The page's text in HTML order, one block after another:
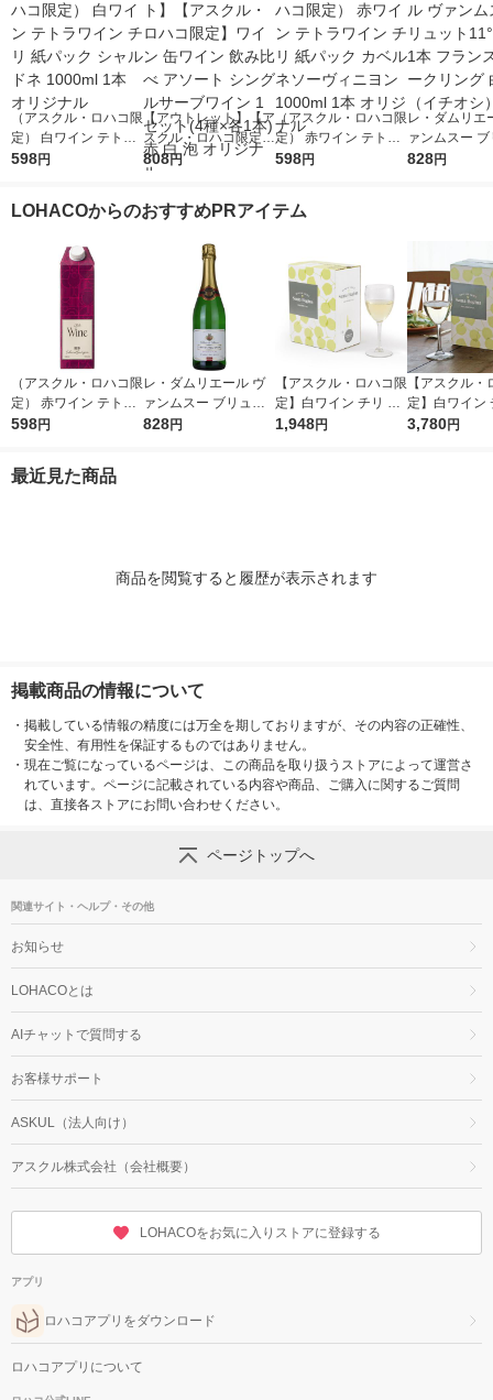
（アスクル・ロハコ限
定） 白ワイン テトラ
ワイン チリ 紙パック
598円
【アウトレット】【ア
スクル・ロハコ限定】
ワイン 缶ワイン 飲み
ト(4種×各1本) 赤 白
808円
（アスクル・ロハコ限
定） 赤ワイン テトラ
ワイン チリ 紙パック
ナル
598円
レ・ダムリエ
ァンムスー
ト11°750ml 1
828円
LOHACOからのおすすめPRアイテム
（アスクル・ロハコ限
定） 赤ワイン テトラ
ワイン チリ 紙パック
ナル
598円
レ・ダムリエール ヴ
ァンムスー ブリュッ
ト11°750ml 1本 フラ
828円
【アスクル・ロハコ限
定】白ワイン チリ サ
ンタ レジーナ BIB シ
1,948円
【アスクル・
定】白ワイン
ンタ レジーナ
3,780円
最近見た商品
商品を閲覧すると履歴が表示されます
掲載商品の情報について
・ 掲載している情報の精度には万全を期しておりますが、その内容の正確性、
安全性、有用性を保証するものではありません。
・ 現在ご覧になっているページは、この商品を取り扱うストアによって運営さ
れています。ページに記載されている内容や商品、ご購入に関するご質問
は、直接各ストアにお問い合わせください。
ページトップへ
関連サイト・ヘルプ・その他
お知らせ
LOHACOとは
AIチャットで質問する
お客様サポート
ASKUL（法人向け）
アスクル株式会社（会社概要）
LOHACOをお気に入りストアに登録する
アプリ
ロハコアプリをダウンロード
ロハコアプリについて